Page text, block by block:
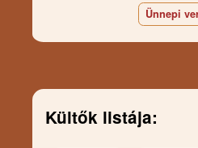
Ünnepi
Kültők listája: